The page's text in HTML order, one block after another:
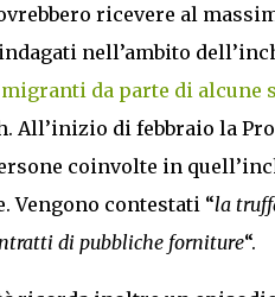
ricevere al
nell’ambito
da parte di alcune
All’inizio di febbraio la
coinvolte in
Vengono contestati “la
di pubbliche forniture“.